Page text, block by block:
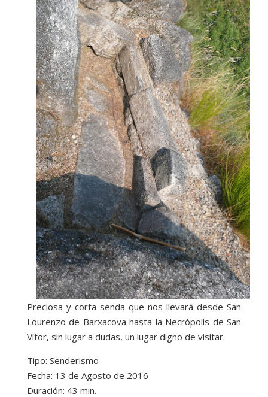
Preciosa y corta senda que nos llevará desde San
Lourenzo de Barxacova hasta la Necrópolis de San
Vítor, sin lugar a dudas, un lugar digno de visitar.
Tipo: Senderismo
Fecha: 13 de Agosto de 2016
Duración: 43 min.